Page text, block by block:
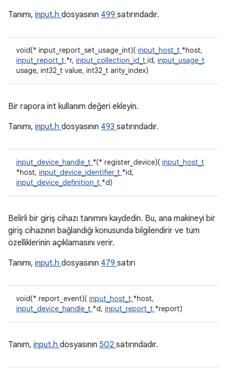
Tanımı, input.h dosyasının 499 satırındadır.
void(* input_report_set_usage_int)( input_host_t *host,
input_report_t *r, input_collection_id_t id, input_usage_t
usage, int32_t value, int32_t arity_index)
Bir rapora int kullanım değeri ekleyin.
Tanımı, input.h dosyasının 493 satırındadır.
input_device_handle_t *(* register_device)( input_host_t
*host, input_device_identifier_t *id,
input_device_definition_t *d)
Belirli bir giriş cihazı tanımını kaydedin. Bu, ana makineyi bir
giriş cihazının bağlandığı konusunda bilgilendirir ve tüm
özelliklerinin açıklamasını verir.
Tanımı, input.h dosyasının 479 satırı
void(* report_event)( input_host_t *host,
input_device_handle_t *d, input_report_t *report)
Tanım, input.h dosyasının 502 satırındadır.